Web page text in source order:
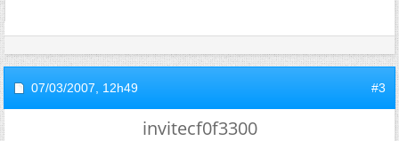
07/03/2007, 12h49 #3
invitecf0f3300